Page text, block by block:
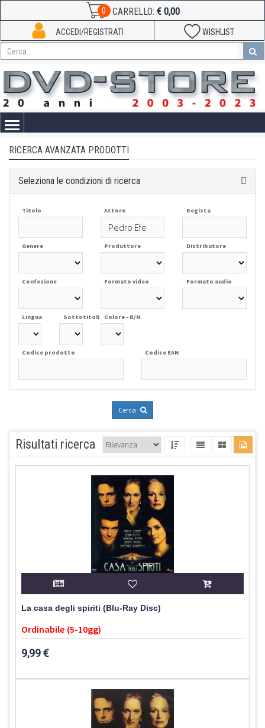
0 CARRELLO: € 0,00
WISHLIST
ACCEDI/REGISTRATI
Toggle
RICERCA AVANZATA PRODOTTI
Seleziona le condizioni di ricerca
Titolo Attore Regista
Genere Produttore Distributore
Confezione Formato video Formato audio
Lingua Sottotitoli Colore - B/N
Codice prodotto Codice EAN
Cerca
Risultati ricerca
La casa degli spiriti (Blu-Ray Disc)
Ordinabile (5-10gg)
9,99 €